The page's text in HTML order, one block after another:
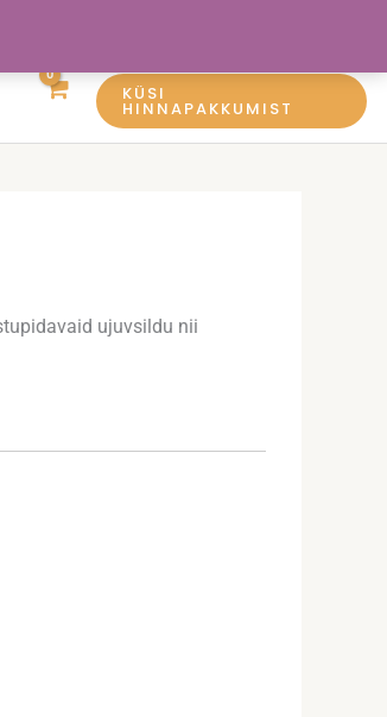
KÜSI
HINNAPAKKUMIST
ujuvsildu nii